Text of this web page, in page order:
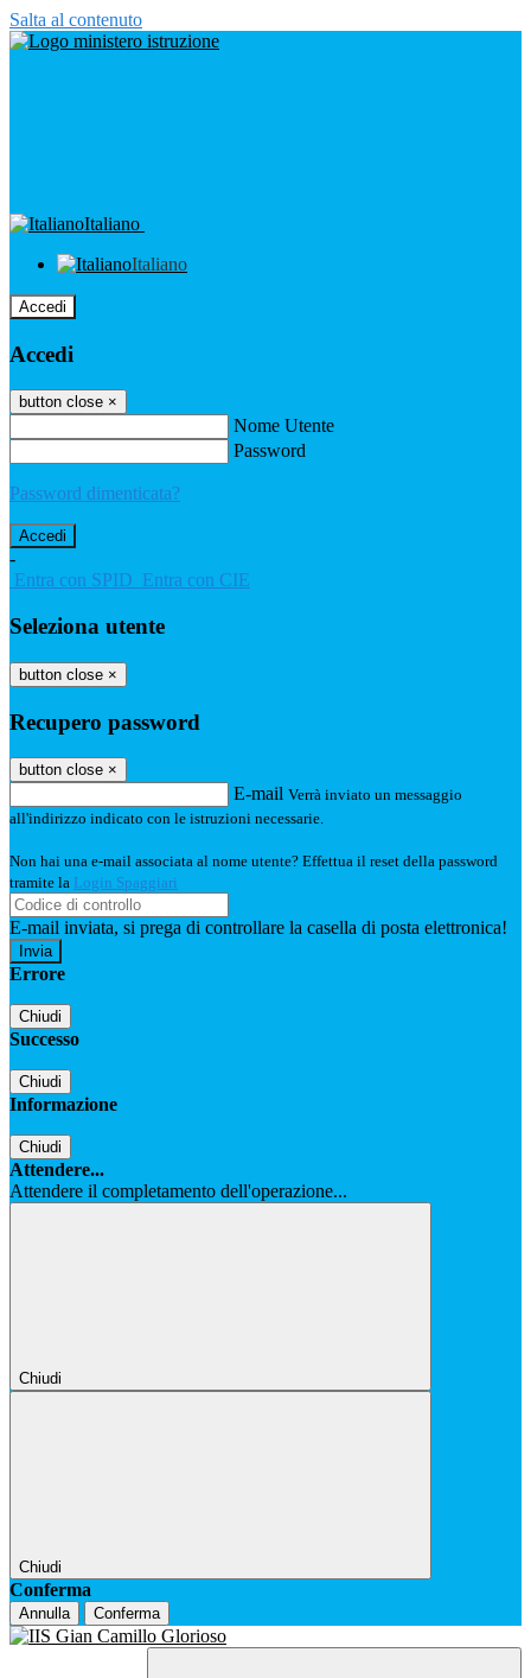
Salta al contenuto
Italiano
Italiano
Accedi
Accedi
button close ×
Nome Utente
Password
Password dimenticata?
-
Entra con SPID Entra con CIE
Seleziona utente
button close ×
Recupero password
button close ×
E-mail Verrà inviato un messaggio
all'indirizzo indicato con le istruzioni necessarie.
Non hai una e-mail associata al nome utente? Effettua il reset della password
tramite la Login Spaggiari
E-mail inviata, si prega di controllare la casella di posta elettronica!
Errore
Chiudi
Successo
Chiudi
Informazione
Chiudi
Attendere...
Attendere il completamento dell'operazione...
Chiudi
Chiudi
Conferma
Annulla Conferma